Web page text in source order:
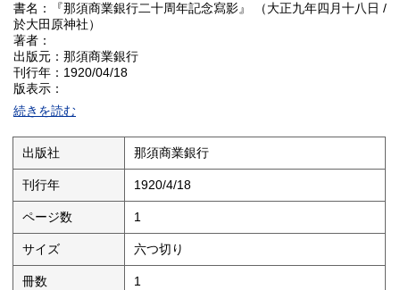
書名：『那須商業銀行二十周年記念寫影』 （大正九年四月十八日 /
於大田原神社）
著者：
出版元：那須商業銀行
刊行年：1920/04/18
版表示：
説明：本書は、大正九年（1920年）四月十八日に大田原神社にて
挙行された那須商業銀行創立二十周年記念式典を記録した写真帖
である。那須商業銀行が自ら出版元となり刊行した一冊であり、
式典当日の様子を写真によって克明に記録した貴重な資料であ
る。地域金融機関の節目を捉えた本資料は、大正期における栃木
県那須地方の経済・金融史、および地域社会の様相を伝える一級
の史料として高い価値を持つ。銀行の発展の歩みと地域との結び
つきを視覚的に証言する稀少な記念写真帖である。
状態：
続きを読む
出版社 那須商業銀行
刊行年 1920/4/18
ページ数 1
サイズ 六つ切り
冊数 1